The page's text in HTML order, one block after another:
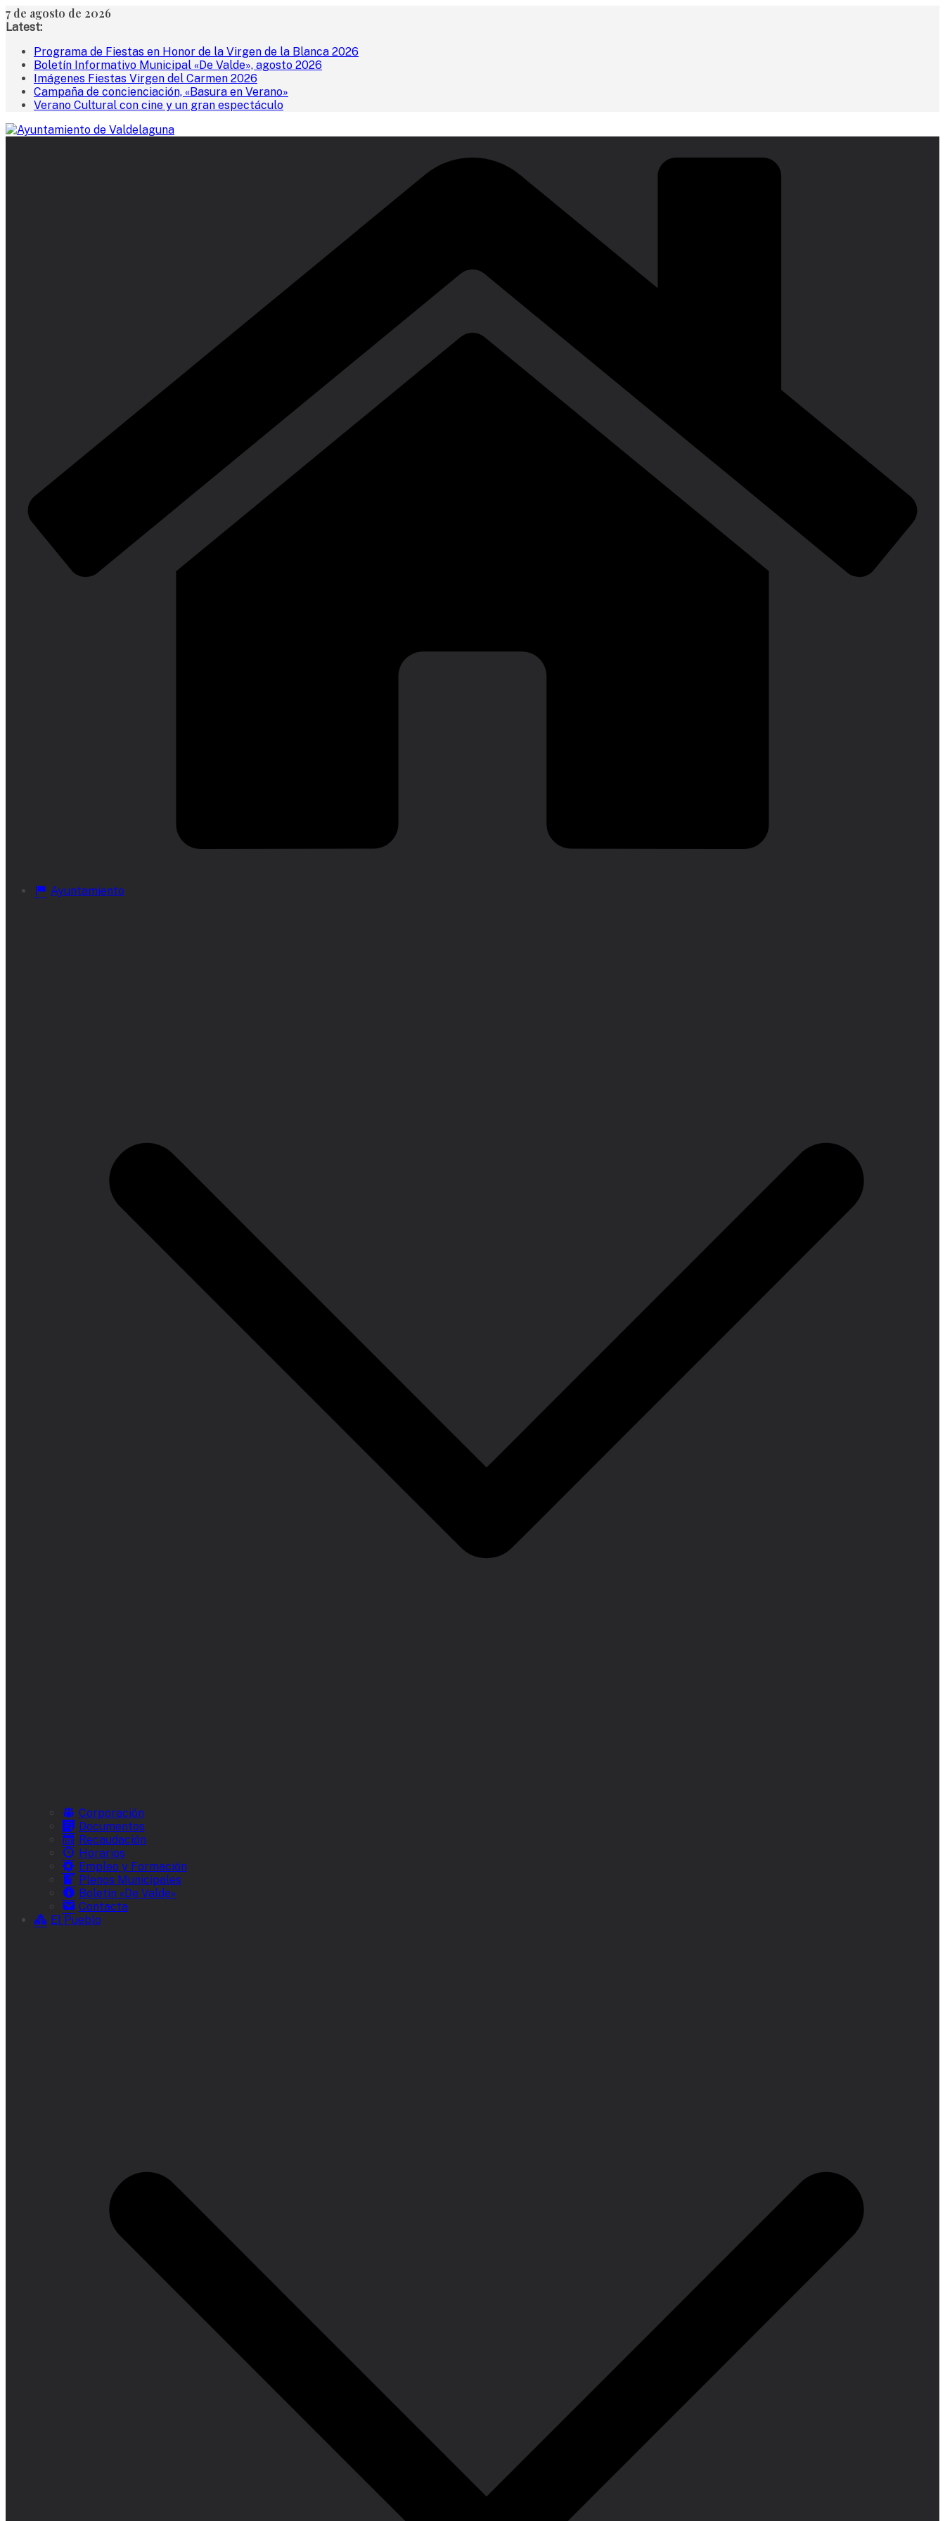
Saltar
al
7 de agosto de 2026
Latest:
Programa de Fiestas en Honor de la Virgen de la Blanca 2026
Boletín Informativo Municipal «De Valde», agosto 2026
Imágenes Fiestas Virgen del Carmen 2026
Campaña de concienciación, «Basura en Verano»
Verano Cultural con cine y un gran espectáculo
Ayuntamiento
Corporación
Documentos
Recaudación
Horarios
Empleo y Formación
Plenos Municipales
Boletín «De Valde»
Contacta
El Pueblo